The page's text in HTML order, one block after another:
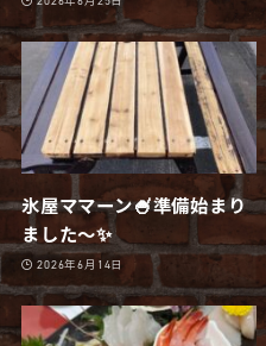
氷屋ママーン🍧準備始まり
ました〜✨
2026年6月14日